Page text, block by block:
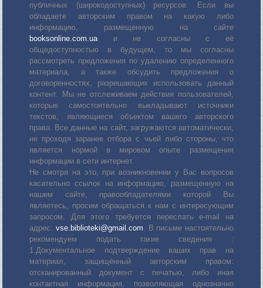
публичных (широкодоступных) ресурсов. Если вы
обладаете авторским правом на какую либо
информацию, размещенную на сайте
booksonline.com.uaи не согласны с её
общедоступностью в будущем, то мы согласны
рассмотреть предложения по удалению определенного
материала, а также обсудить предложения о
договоренностях, разрешающих использовать данный
контент. Мы не отслеживаем действия пользователей,
которые самостоятельно выкладывают источники
текстов, являющиеся объектом вашего авторского
права. Все данные на сайт, загружаются автоматически,
не проходя заранее отбора с чьей либо стороны, что
является нормой в мировом опыте размещения
информации в сети интернет.
Не смотря на это, при возникновении у Вас вопросов
касательно ссылок на информацию, размещенную на
нашем сайте, правообладателями которой Вы
являетесь, просим обращаться к нам с интересующим
запросом. Для этого требуется переслать е-mail на
адрес: vse.biblioteki@gmail.com. В письме настоятельно
рекомендуем подать такие сведения :
1.Документальное подтверждение ваших прав на
материал, защищённый авторским правом:
отсканированный документ с печатью, либо иная
контактная информация, позволяющая однозначно